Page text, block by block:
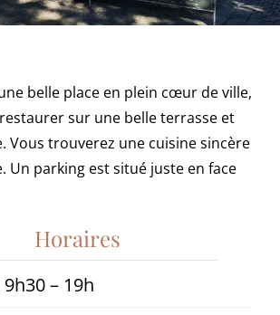
belle place en plein cœur de ville,
sur une belle terrasse et
Vous trouverez une cuisine sincère
Un parking est situé juste en face
Horaires
– 19h